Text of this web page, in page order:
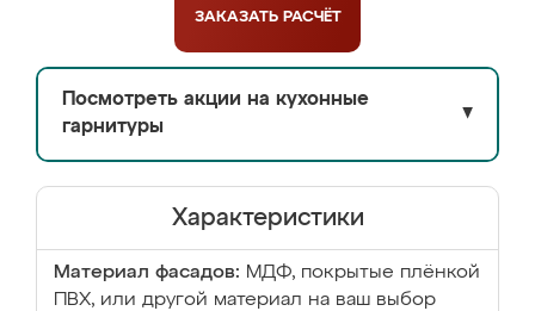
ЗАКАЗАТЬ РАСЧЁТ
Посмотреть акции на кухонные
гарнитуры
▼
Характеристики
Материал фасадов: МДФ, покрытые плёнкой
ПВХ, или другой материал на ваш выбор